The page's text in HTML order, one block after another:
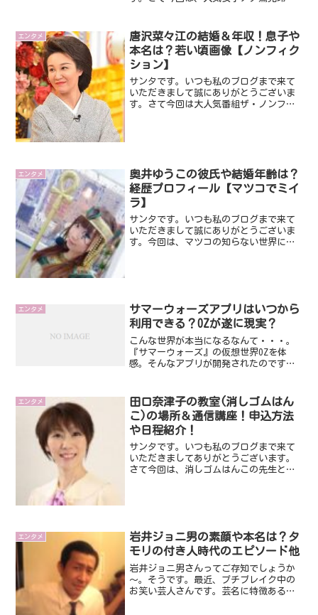
のパイロットのようなんです。ではさっ
そくみていきましょうね。...
エンタメ
唐沢菜々江の結婚＆年収！息子や
本名は？若い頃画像【ノンフィク
ション】
サンタです。いつも私のブログまで来て
いただきまして誠にありがとうございま
す。さて今回は大人気番組ザ・ノンフィ
エンタメ
奥井ゆうこの彼氏や結婚年齢は？
経歴プロフィール【マツコでミイ
ラ】
サンタです。いつも私のブログまで来て
いただきまして誠にありがとうございま
す。今回は、マツコの知らない世界に出
エンタメ
サマーウォーズアプリはいつから
利用できる？OZが遂に現実？
こんな世界が本当になるなんて・・・。
『サマーウォーズ』の仮想世界OZを体
感。そんなアプリが開発されたのです。
で、肝心なのがサマーウォーズアプリの
配信がいつからなのかです...
エンタメ
田口奈津子の教室(消しゴムはん
こ)の場所＆通信講座！申込方法
や日程紹介！
サンタです。いつも私のブログまで来て
いただきましてありがとうございます。
さて今回は、消しゴムはんこの先生とし
エンタメ
岩井ジョニ男の素顔や本名は？タ
モリの付き人時代のエピソード他
岩井ジョニ男さんってご存知でしょうか
～。そうです。最近、プチブレイク中の
お笑い芸人さんです。芸名に特徴あるの